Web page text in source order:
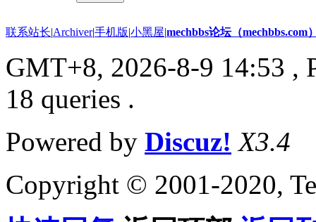
联系站长|Archiver|手机版|小黑屋|mechbbs论坛（mechbbs.com
GMT+8, 2026-8-9 14:53 ,
18 queries .
Powered by Discuz! X3.4
Copyright © 2001-2020,